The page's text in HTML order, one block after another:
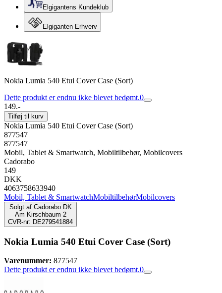
Elgigantens Kundeklub
Elgiganten Erhverv
Nokia Lumia 540 Etui Cover Case (Sort)
Dette produkt er endnu ikke blevet bedømt.0
149.-
Tilføj til kurv
Nokia Lumia 540 Etui Cover Case (Sort)
877547
877547
Mobil, Tablet & Smartwatch, Mobiltilbehør, Mobilcovers
Cadorabo
149
DKK
4063758633940
Mobil, Tablet & SmartwatchMobiltilbehørMobilcovers
Solgt af Cadorabo DK
Am Kirschbaum 2
CVR-nr: DE279541884
Nokia Lumia 540 Etui Cover Case (Sort)
Varenummer: 877547
Dette produkt er endnu ikke blevet bedømt.0